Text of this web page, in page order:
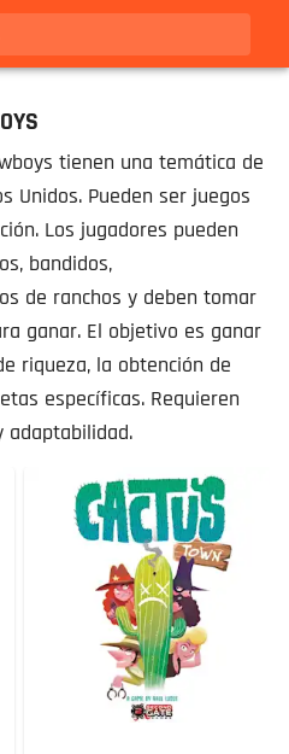
tienen una temática de
Unidos. Pueden ser juegos
Los jugadores pueden
bandidos,
de ranchos y deben tomar
ganar. El objetivo es ganar
riqueza, la obtención de
específicas. Requieren
adaptabilidad.
Aires | Conexión Berlín - Catálogo